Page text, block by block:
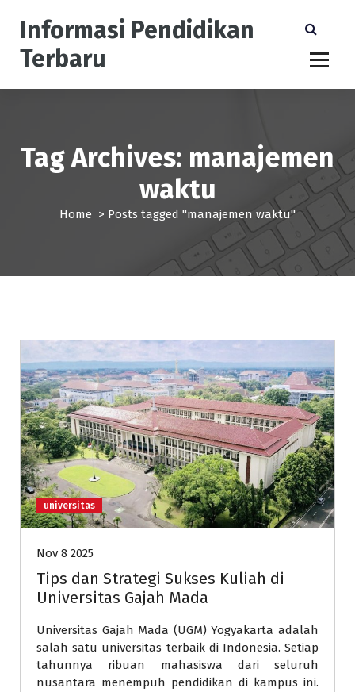
Informasi Pendidikan
Terbaru
Tag Archives: manajemen
waktu
Home > Posts tagged "manajemen waktu"
universitas
Nov 8 2025
Tips dan Strategi Sukses Kuliah di
Universitas Gajah Mada
Universitas Gajah Mada (UGM) Yogyakarta adalah
salah satu universitas terbaik di Indonesia. Setiap
tahunnya ribuan mahasiswa dari seluruh
nusantara menempuh pendidikan di kampus ini.